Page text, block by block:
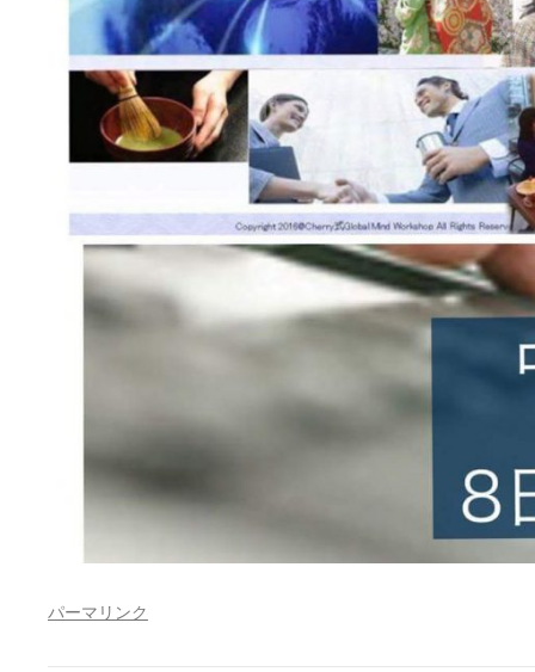
パーマリンク